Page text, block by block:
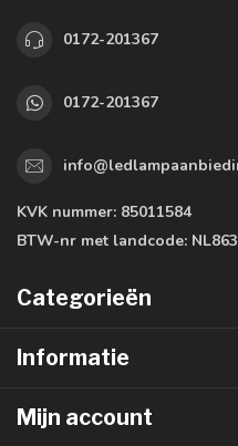
0172-201367
0172-201367
KVK nummer: 85011584
BTW-nr met landcode:
Categorieën
Informatie
Mijn account